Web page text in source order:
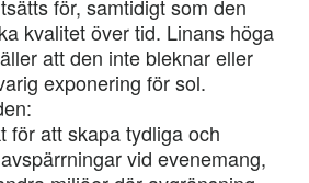
för, samtidigt som den
kvalitet över tid. Linans höga
att den inte bleknar eller
exponering för sol.
för att skapa tydliga och
vid evenemang,